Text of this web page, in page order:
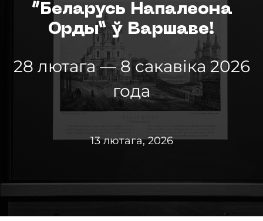
“Беларусь Напалеона
Орды” ў Варшаве!
28 лютага — 8 сакавіка 2026
года
13 лютага, 2026